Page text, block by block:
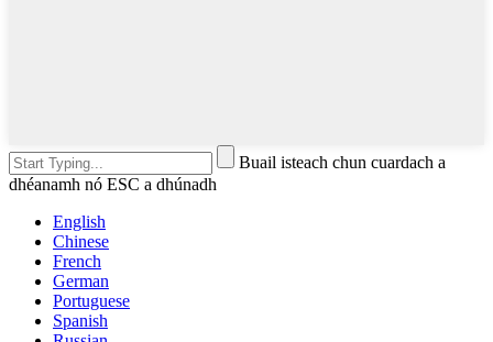
Buail isteach chun cuardach a
dhéanamh nó ESC a dhúnadh
English
Chinese
French
German
Portuguese
Spanish